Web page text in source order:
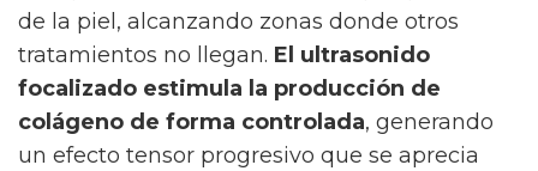
de la piel, alcanzando zonas donde otros
tratamientos no llegan. El ultrasonido
focalizado estimula la producción de
colágeno de forma controlada, generando
un efecto tensor progresivo que se aprecia